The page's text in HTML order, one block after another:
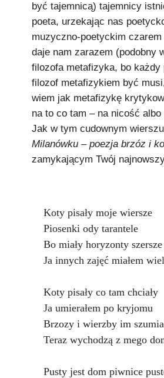
być tajemnicą) tajemnicy
poeta, urzekając nas
muzyczno-poetyckim
daje nam zarazem (podobny
filozofa metafizyka, bo każdy
filozof metafizykiem być
wiem jak metafizykę
na to co tam – na nicość albo
Jak w tym cudownym wierszu
Milanówku – poezja brzóz i
zamykającym Twój
Koty pisały moje wiersze
Piosenki ody tarantele
Bo miały horyzonty szersze
Ja innych zajęć miałem
Koty pisały co tam chciały
Ja umierałem po kryjomu
Brzozy i wierzby im
Teraz wychodzą z mego
Pusty jest dom piwnice